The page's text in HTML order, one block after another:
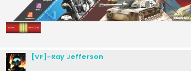
[VF]-Ray Jefferson